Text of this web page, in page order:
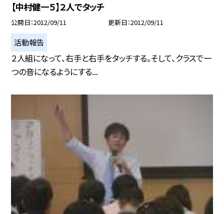
【中村健一５】２人でタッチ
公開日 2012/09/11 更新日 2012/09/11
活動報告
２人組になって、右手と右手をタッチする。そして、クラスで一
つの音になるようにする...